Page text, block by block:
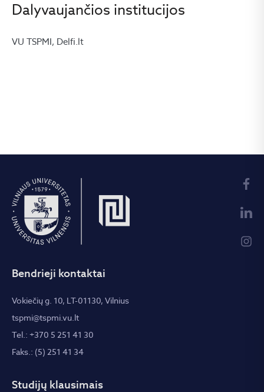
Dalyvaujančios institucijos
VU TSPMI, Delfi.lt
Bendrieji kontaktai
Vokiečių g. 10, LT-01130, Vilnius
tspmi@tspmi.vu.lt
Tel.: +370 5 251 41 30
Faks.: (5) 251 41 34
Studijų klausimais